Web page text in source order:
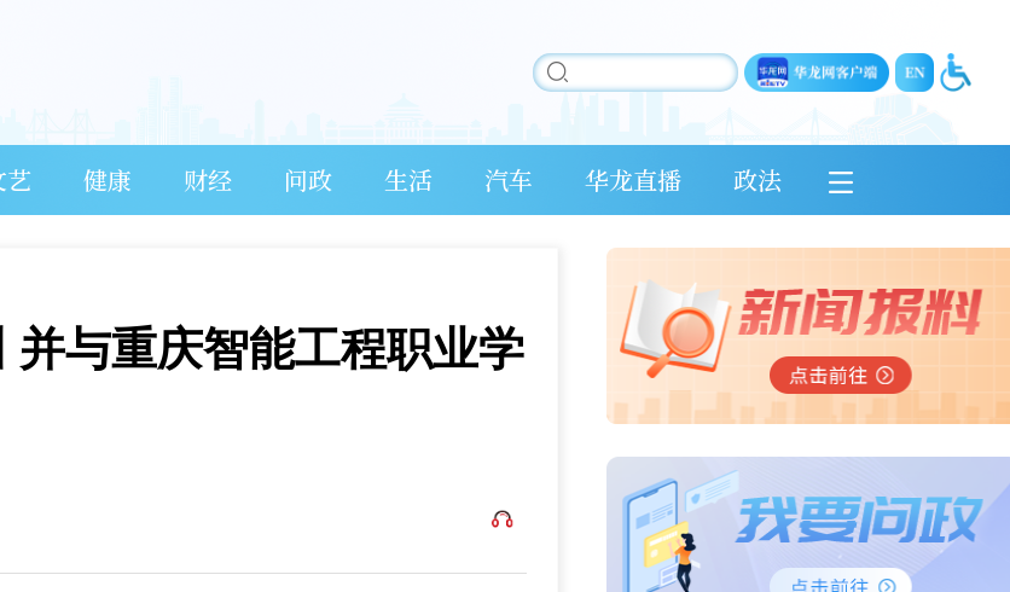
艺 健康 财经 问政 生活 汽车 华龙直播 政法
与重庆智能工程职业学